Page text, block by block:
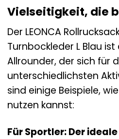
Vielseitigkeit, die
Der LEONCA
Turnbockleder L Blau
Allrounder, der sich für
unterschiedlichsten
sind einige Beispiele,
nutzen kannst:
Für Sportler: Der